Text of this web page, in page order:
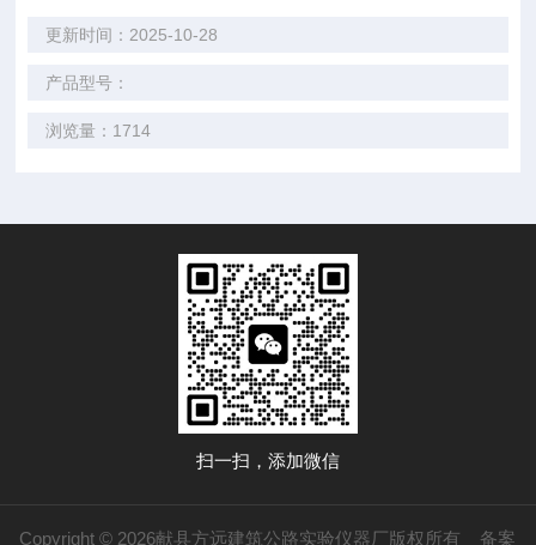
更新时间：2025-10-28
产品型号：
浏览量：1714
扫一扫，添加微信
Copyright © 2026献县方远建筑公路实验仪器厂版权所有 备案